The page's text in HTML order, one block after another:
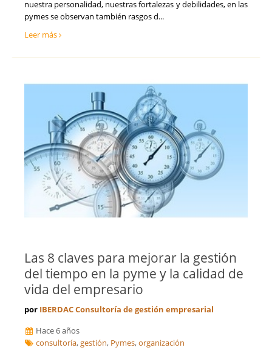
Teruel
Zamora
Tecnología, Software e IA
Ventas y Comercial
nuestra personalidad, nuestras fortalezas y debilidades, en las
pymes se observan también rasgos d...
Leer más
Las 8 claves para mejorar la gestión
del tiempo en la pyme y la calidad de
vida del empresario
por IBERDAC Consultoría de gestión empresarial
Hace 6 años
consultoría,gestión, Pymes,organización